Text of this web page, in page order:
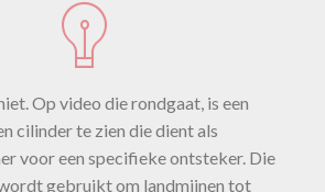
Op video die rondgaat, is een
cilinder te zien die dient als
voor een specifieke ontsteker. Die
gebruikt om landmijnen tot